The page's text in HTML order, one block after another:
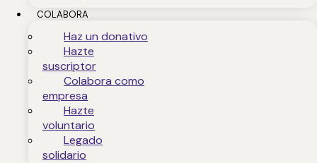
COLABORA
Haz un donativo
Hazte
suscriptor
Colabora como
empresa
Hazte
voluntario
Legado
solidario